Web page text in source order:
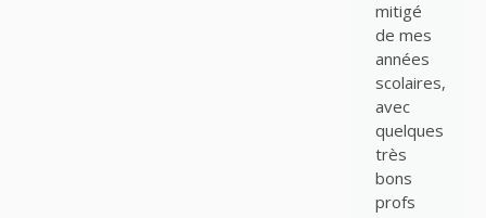
mitigé
de mes
années
scolaires,
avec
quelques
très
bons
profs